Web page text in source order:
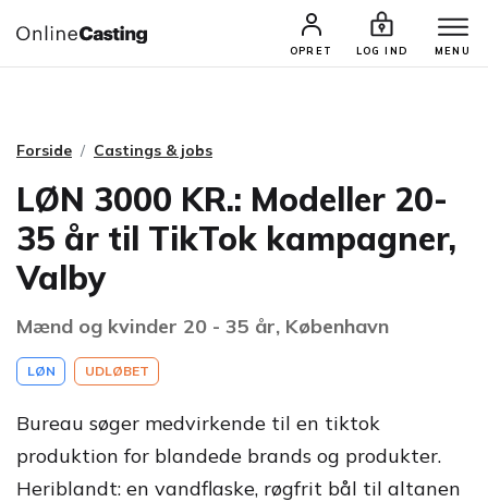
OPRET LOG IND MENU
CASTINGS & JOBS SØG PROFIL
Forside Castings & jobs
LØN 3000 KR.: Modeller 20-
35 år til TikTok kampagner,
Valby
Mænd og kvinder 20 - 35 år, København
LØN UDLØBET
Bureau søger medvirkende til en tiktok
produktion for blandede brands og produkter.
Heriblandt: en vandflaske, røgfrit bål til altanen